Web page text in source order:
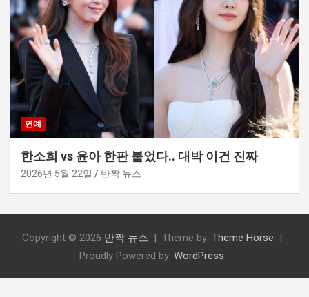
연예
한소희 vs 윤아 한판 붙었다.. 대박 이건 진짜
2026년 5월 22일 반짝 뉴스
Copyright © 2026 반짝 뉴스 Theme by: Theme Horse
Proudly Powered by: WordPress